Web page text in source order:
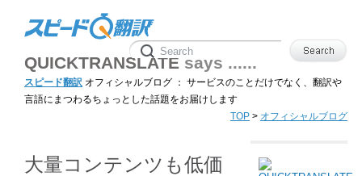
QUICKTRANSLATE says ......
スピード翻訳 オフィシャルブログ ： サービスのことだけでなく、翻訳や
言語にまつわるちょっとした話題をお届けします
TOP > オフィシャルブログ
大量コンテンツも低価